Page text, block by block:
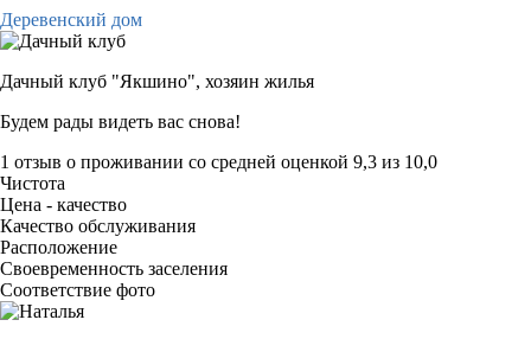
Деревенский дом
Дачный клуб "Якшино", хозяин жилья
Будем рады видеть вас снова!
1 отзыв о проживании со средней оценкой 9,3 из 10,0
Чистота
Цена - качество
Качество обслуживания
Расположение
Своевременность заселения
Соответствие фото